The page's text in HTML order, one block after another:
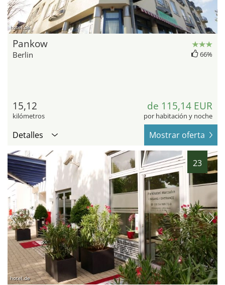
hotel.de
Pankow
Berlin 66%
15,12
kilómetros
de 115,14 EUR
por habitación y noche
Detalles Mostrar oferta
23
hotel.de